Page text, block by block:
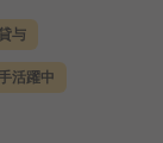
与
活躍中